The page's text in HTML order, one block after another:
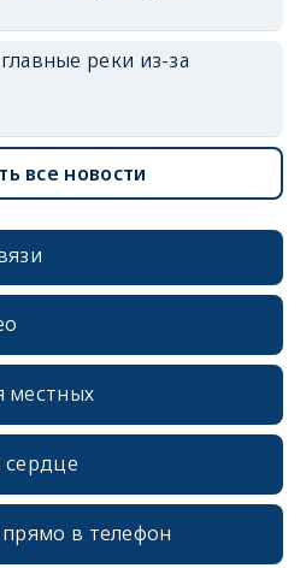
реки из-за
все новости
местных
сердце
в телефон